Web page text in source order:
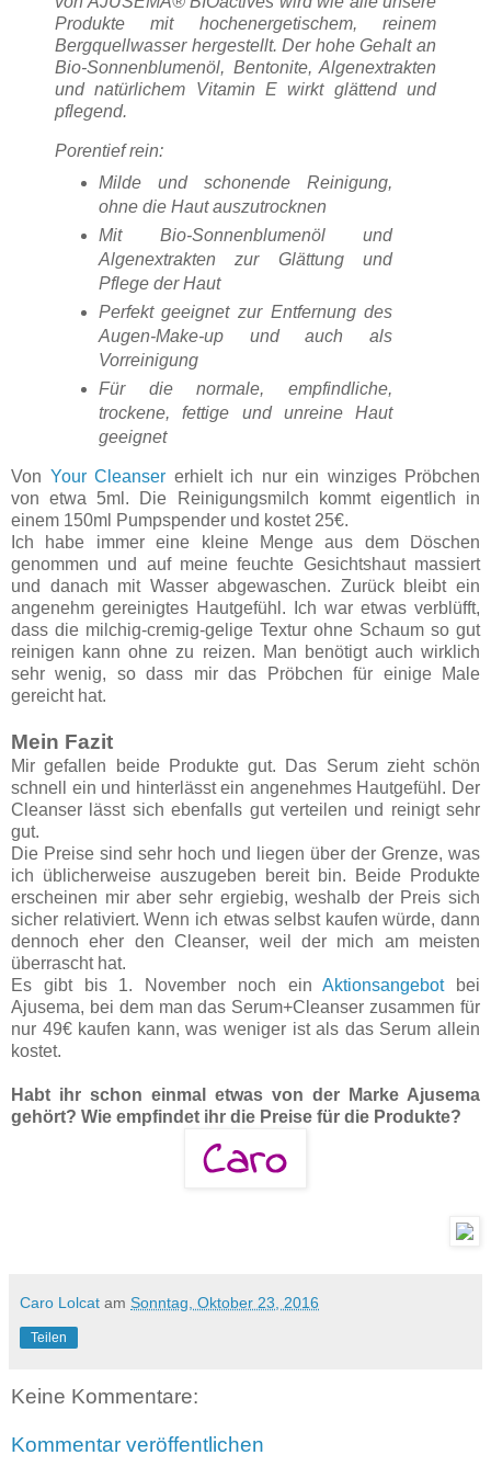
Produkte mit hochenergetischem, reinem
Bergquellwasser hergestellt. Der hohe Gehalt an
Bio-Sonnenblumenöl, Bentonite, Algenextrakten
und natürlichem Vitamin E wirkt glättend und
pflegend.
Porentief rein:
Milde und schonende Reinigung,
ohne die Haut auszutrocknen
Mit Bio-Sonnenblumenöl und
Algenextrakten zur Glättung und
Pflege der Haut
Perfekt geeignet zur Entfernung des
Augen-Make-up und auch als
Vorreinigung
Für die normale, empfindliche,
trockene, fettige und unreine Haut
geeignet
Von Your Cleanser erhielt ich nur ein winziges Pröbchen
von etwa 5ml. Die Reinigungsmilch kommt eigentlich in
einem 150ml Pumpspender und kostet 25€.
Ich habe immer eine kleine Menge aus dem Döschen
genommen und auf meine feuchte Gesichtshaut massiert
und danach mit Wasser abgewaschen. Zurück bleibt ein
angenehm gereinigtes Hautgefühl. Ich war etwas verblüfft,
dass die milchig-cremig-gelige Textur ohne Schaum so gut
reinigen kann ohne zu reizen. Man benötigt auch wirklich
sehr wenig, so dass mir das Pröbchen für einige Male
gereicht hat.
Mein Fazit
Mir gefallen beide Produkte gut. Das Serum zieht schön
schnell ein und hinterlässt ein angenehmes Hautgefühl. Der
Cleanser lässt sich ebenfalls gut verteilen und reinigt sehr
gut.
Die Preise sind sehr hoch und liegen über der Grenze, was
ich üblicherweise auszugeben bereit bin. Beide Produkte
erscheinen mir aber sehr ergiebig, weshalb der Preis sich
sicher relativiert. Wenn ich etwas selbst kaufen würde, dann
dennoch eher den Cleanser, weil der mich am meisten
überrascht hat.
Es gibt bis 1. November noch einAktionsangebotbei
Ajusema, bei dem man das Serum+Cleanser zusammen für
nur 49€ kaufen kann, was weniger ist als das Serum allein
kostet.
Habt ihr schon einmal etwas von der Marke Ajusema
gehört? Wie empfindet ihr die Preise für die Produkte?
Caro Lolcat am Sonntag, Oktober 23, 2016
Teilen
Keine Kommentare:
Kommentar veröffentlichen